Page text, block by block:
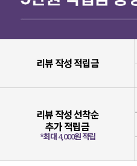
탄탄한 트윌 조
내구성이 좋아
오
안정감 있는 실루
뻣뻣함 없이부드
리뷰 작성 적립금
리뷰 작성 선착순
추가 적립금
*최대 4,000원 적립